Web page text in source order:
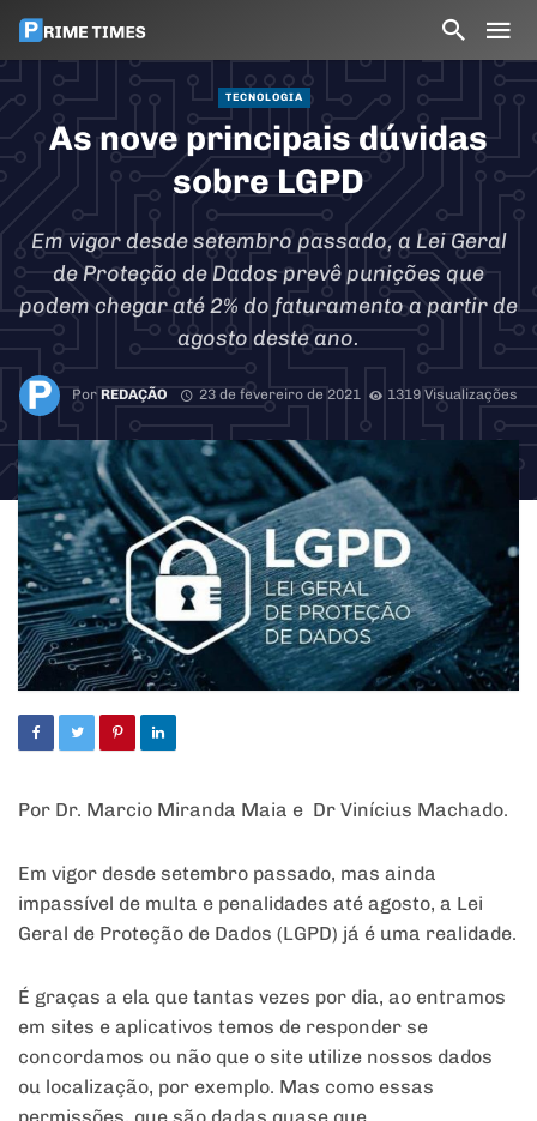
TECNOLOGIA
As nove principais dúvidas
sobre LGPD
Em vigor desde setembro passado, a Lei Geral
de Proteção de Dados prevê punições que
podem chegar até 2% do faturamento a partir de
agosto deste ano.
Por REDAÇÃO 23 de fevereiro de 2021 1319 Visualizações
Por Dr. Marcio Miranda Maia e Dr Vinícius Machado.
Em vigor desde setembro passado, mas ainda
impassível de multa e penalidades até agosto, a Lei
Geral de Proteção de Dados (LGPD) já é uma realidade.
É graças a ela que tantas vezes por dia, ao entramos
em sites e aplicativos temos de responder se
concordamos ou não que o site utilize nossos dados
ou localização, por exemplo. Mas como essas